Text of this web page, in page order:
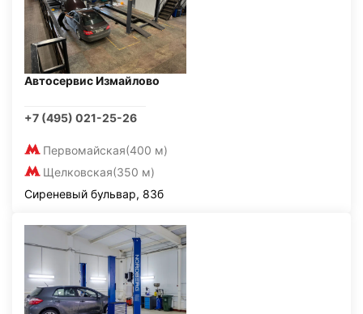
Автосервис Измайлово
+7 (495) 021-25-26
Первомайская(400 м)
Щелковская(350 м)
Сиреневый бульвар, 83б